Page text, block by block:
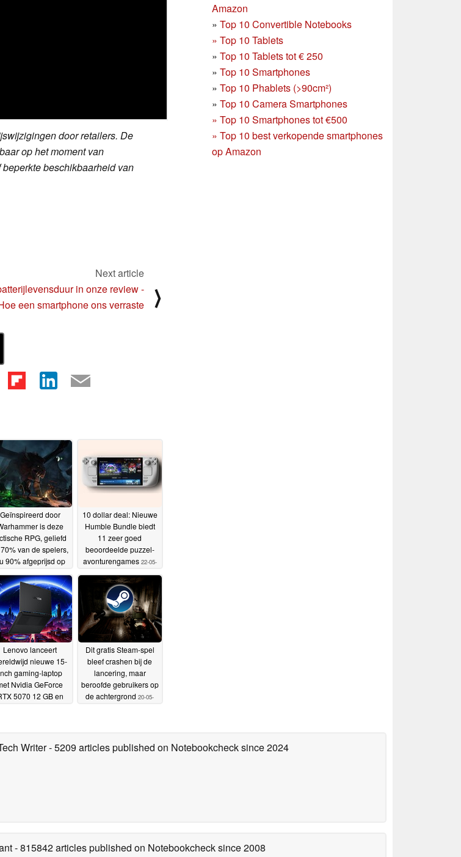
Amazon
» Top 10 Convertible Notebooks
» Top 10 Tablets
» Top 10 Tablets tot € 250
» Top 10 Smartphones
» Top 10 Phablets (>90cm²)
» Top 10 Camera Smartphones
» Top 10 Smartphones tot €500
» Top 10 best verkopende smartphones
op Amazon
door retailers. De
op het moment van
beschikbaarheid van
Next article
in onze review -
een smartphone ons verraste
⟩
Geïnspireerd door
is deze
RPG, geliefd
van de spelers,
90% afgeprijsd op
23-05-2026
10 dollar deal: Nieuwe
Humble Bundle biedt
11 zeer goed
beoordeelde puzzel-
avonturengames 22-05-
2026
Lenovo lanceert
nieuwe 15-
gaming-laptop
Nvidia GeForce
5070 12 GB en
Dit gratis Steam-spel
bleef crashen bij de
lancering, maar
beroofde gebruikers op
de achtergrond 20-05-
Writer- 5209 articles published on Notebookchecksince 2024
- 815842 articles published on Notebookchecksince 2008